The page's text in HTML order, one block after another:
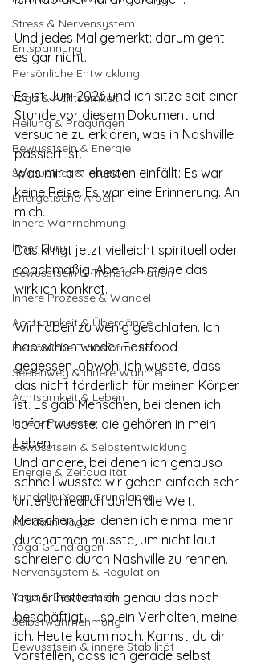
Stress & Nervensystem
Entspannung
Persönliche Entwicklung
Yoga & Achtsamkeit
Heilung & Prägungen
Bewusstsein & Energie
Spiritualität & Intuition
Energetische Arbeit
Innere Wahrnehmung
Inner Guru
Bewusstsein & Transformation
Innere Prozesse & Wandel
Achtsamkeit & Übergänge
Persönliche Transformation
Seelenweg & innere Wahrheit
Achtsamkeit & Leben
Innere Prozesse
Bewusstsein & Selbstentwicklung
Energie & Zeitqualität
Kundalini Yoga Grundlagen
Kundalini Yoga
Yoga Grundlagen
Nervensystem & Regulation
Yoga & Bewusstsein
Selbstwahrnehmung
Bewusstsein & innere Stabilität
Und jedes Mal gemerkt: darum geht
es gar nicht.
Es ist Juni 2026 und ich sitze seit einer
Stunde vor diesem Dokument und
versuche zu erklären, was in Nashville
passiert ist.
Was mir am ehesten einfällt: Es war
keine Reise. Es war eine Erinnerung. An
mich.
Das klingt jetzt vielleicht spirituell oder
coachmäßig. Aber ich meine das
wirklich konkret.
Wir haben zu wenig geschlafen. Ich
hab schon wieder Fastfood
gegessen, obwohl ich wusste, dass
das nicht förderlich für meinen Körper
ist. Es gab Menschen, bei denen ich
sofort wusste: die gehören in mein
Leben.
Und andere, bei denen ich genauso
schnell wusste: wir gehen einfach sehr
unterschiedlich durch die Welt.
Menschen, bei denen ich einmal mehr
durchatmen musste, um nicht laut
schreiend durch Nashville zu rennen.
Früher hätte mich genau das noch
beschäftigt — so ein Verhalten, meine
ich. Heute kaum noch. Kannst du dir
vorstellen, dass ich gerade selbst